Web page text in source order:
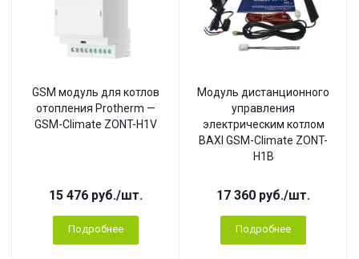
GSM модуль для котлов
отопления Protherm —
GSM-Climate ZONT-H1V
15 476 руб./шт.
Подробнее
Модуль дистанционного
управления
электрическим котлом
BAXI GSM-Climate ZONT-
H1B
17 360 руб./шт.
Подробнее